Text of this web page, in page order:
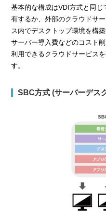
基本的な構成はVDI方式と同
有するか、外部のクラウドサ
ス内でデスクトップ環境を構
サーバー導入費などのコスト
利用できるクラウドサービス
す。
SBC方式 (サーバーデス